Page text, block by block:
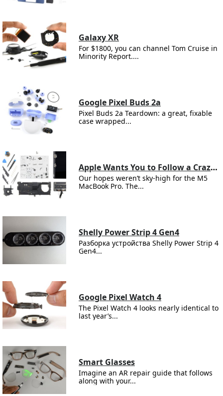
Galaxy XR
For $1800, you can channel Tom Cruise in
Minority Report....
Google Pixel Buds 2a
Pixel Buds 2a Teardown: a great, fixable
case wrapped...
Apple Wants You to Follow a Crazy Procedure for Battery Replacement on the M5 MacBook Pro
Our hopes weren’t sky-high for the M5
MacBook Pro. The...
Shelly Power Strip 4 Gen4
Разборка устройства Shelly Power Strip 4
Gen4...
Google Pixel Watch 4
The Pixel Watch 4 looks nearly identical to
last year’s...
Smart Glasses
Imagine an AR repair guide that follows
along with your...